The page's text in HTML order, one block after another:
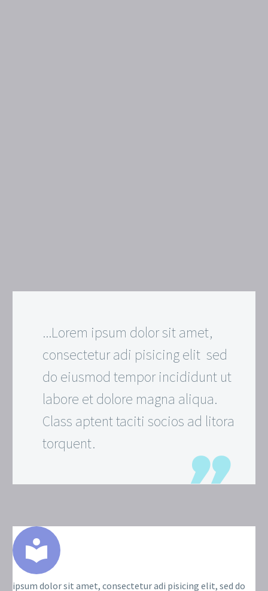
...Lorem ipsum dolor sit amet,
consectetur adi pisicing elit sed
do eiusmod tempor incididunt ut
labore et dolore magna aliqua.
Class aptent taciti socios ad litora
torquent.
ipsum dolor sit amet, consectetur adi pisicing elit, sed do